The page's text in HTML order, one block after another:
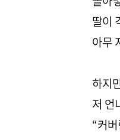
딸이
아무
하지
저 언
“커